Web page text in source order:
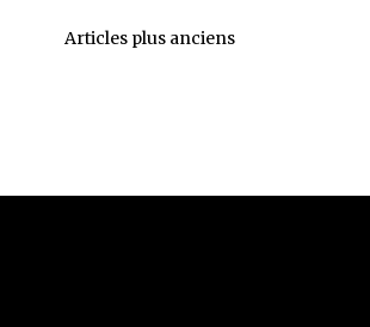
Articles plus anciens